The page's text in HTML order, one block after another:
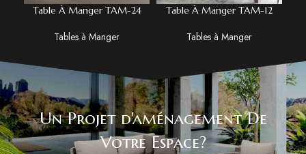
Table À Manger TAM-24
Tables à Manger
Table À Manger TAM-12
Tables à Manger
Un Projet d'aménagement De
Votre Espace?